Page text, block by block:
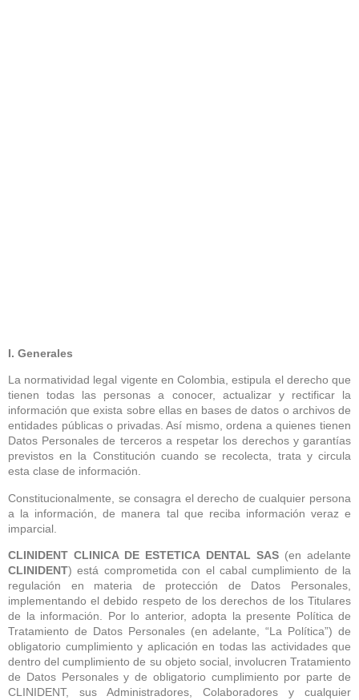
I. Generales
La normatividad legal vigente en Colombia, estipula el derecho que
tienen todas las personas a conocer, actualizar y rectificar la
información que exista sobre ellas en bases de datos o archivos de
entidades públicas o privadas. Así mismo, ordena a quienes tienen
Datos Personales de terceros a respetar los derechos y garantías
previstos en la Constitución cuando se recolecta, trata y circula
esta clase de información.
Constitucionalmente, se consagra el derecho de cualquier persona
a la información, de manera tal que reciba información veraz e
imparcial.
CLINIDENT CLINICA DE ESTETICA DENTAL SAS(en adelante
CLINIDENT) está comprometida con el cabal cumplimiento de la
regulación en materia de protección de Datos Personales,
implementando el debido respeto de los derechos de los Titulares
de la información. Por lo anterior, adopta la presente Política de
Tratamiento de Datos Personales (en adelante, “La Política”) de
obligatorio cumplimiento y aplicación en todas las actividades que
dentro del cumplimiento de su objeto social, involucren Tratamiento
de Datos Personales y de obligatorio cumplimiento por parte de
CLINIDENT, sus Administradores, Colaboradores y cualquier